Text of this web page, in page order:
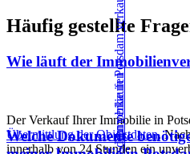
Häufig gestellte
Wie läuft der
Der Verkauf Ihrer Immobilie in
Übermittlung der Objektdaten.
innerhalb von 24 Stunden ein
Welche Dokumente